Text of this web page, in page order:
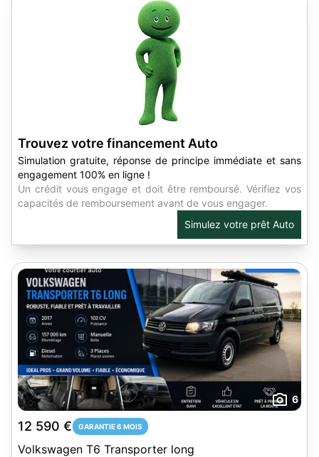
Trouvez votre financement Auto
Simulation gratuite, réponse de principe immédiate et sans
engagement 100% en ligne !
Un crédit vous engage et doit être remboursé. Vérifiez vos
capacités de remboursement avant de vous engager.
Simulez votre prêt Auto
6
12 590 € GARANTIE 6 MOIS
Volkswagen T6 Transporter long